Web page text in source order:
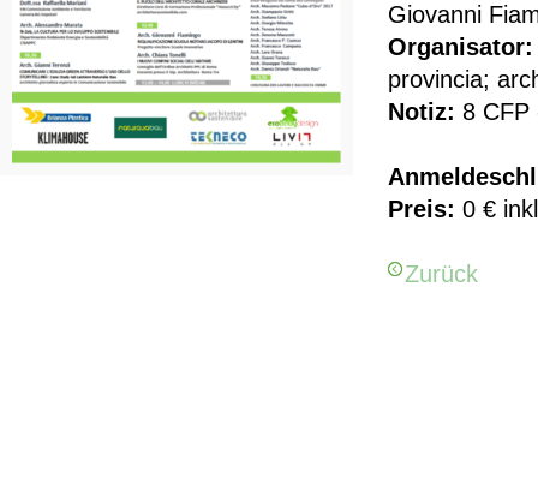
Giovanni
Organisator:
provincia;
Notiz: 8 CFP
Preis: 0 €
Zurück